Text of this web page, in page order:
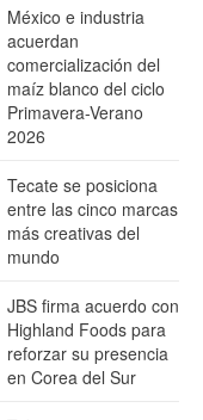
México e industria
acuerdan
comercialización del
maíz blanco del ciclo
Primavera-Verano
2026
Tecate se posiciona
entre las cinco marcas
más creativas del
mundo
JBS firma acuerdo con
Highland Foods para
reforzar su presencia
en Corea del Sur